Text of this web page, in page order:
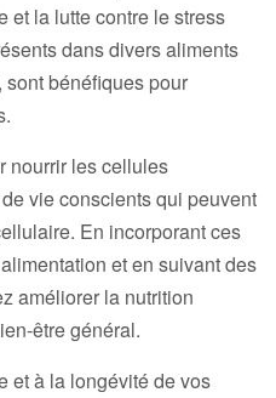
et la lutte contre le stress
dans divers aliments
bénéfiques pour
nourrir les cellules
vie conscients qui peuvent
En incorporant ces
et en suivant des
améliorer la nutrition
être général.
et à la longévité de vos